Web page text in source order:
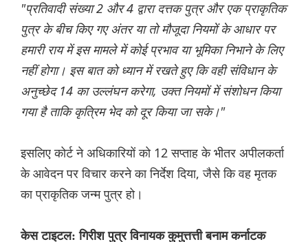
"प्रतिवादी संख्या 2 और 4 द्वारा दत्तक पुत्र और एक प्राकृतिक
पुत्र के बीच किए गए अंतर या तो मौजूदा नियमों के आधार पर
हमारी राय में इस मामले में कोई प्रभाव या भूमिका निभाने के लिए
नहीं होगा। इस बात को ध्यान में रखते हुए कि वही संविधान के
अनुच्छेद 14 का उल्लंघन करेगा, उक्त नियमों में संशोधन किया
गया है ताकि कृत्रिम भेद को दूर किया जा सके।"
इसलिए कोर्ट ने अधिकारियों को 12 सप्ताह के भीतर अपीलकर्ता
के आवेदन पर विचार करने का निर्देश दिया, जैसे कि वह मृतक
का प्राकृतिक जन्म पुत्र हो।
केस टाइटल: गिरीश पुत्र विनायक कुमुत्तत्ती बनाम कर्नाटक